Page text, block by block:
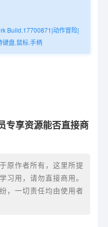
Build.17700871|动作冒险|
键盘.鼠标.手柄
专享资源能否直接商
原作者所有，这里所提
习用，请勿直接商用。
，一切责任均由使用者